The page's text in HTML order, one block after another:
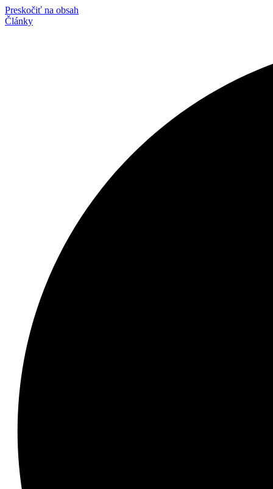
Preskočiť na obsah
Články